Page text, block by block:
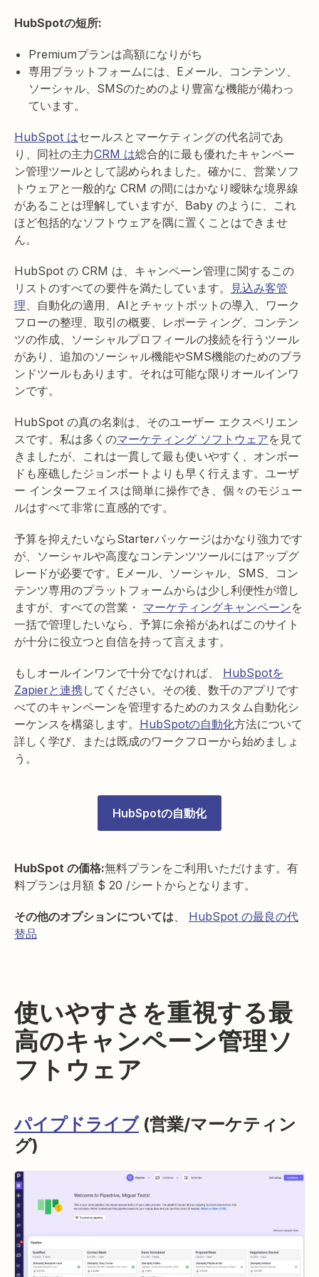
HubSpotの短所:
Premiumプランは高額になりがち
専用プラットフォームには、Eメール、コンテンツ、
ソーシャル、SMSのためのより豊富な機能が備わっ
ています。
HubSpot はセールスとマーケティングの代名詞であ
り、同社の主力CRM は総合的に最も優れたキャンペー
ン管理ツールとして認められました。確かに、営業ソフ
トウェアと一般的な CRM の間にはかなり曖昧な境界線
があることは理解していますが、Baby のように、これ
ほど包括的なソフトウェアを隅に置くことはできませ
ん。
HubSpot の CRM は、キャンペーン管理に関するこの
リストのすべての要件を満たしています。
見込み客管
理、自動化の適用、AIとチャットボットの導入、ワーク
フローの整理、取引の概要、レポーティング、コンテン
ツの作成、ソーシャルプロフィールの接続を行うツール
があり、追加のソーシャル機能やSMS機能のためのブラ
ンドツールもあります。それは可能な限りオールインワ
ンです。
HubSpot の真の名刺は、そのユーザー エクスペリエン
スです。私は多くのマーケティング ソフトウェアを見て
きましたが、これは一貫して最も使いやすく、オンボー
ドも座礁したジョンボートよりも早く行えます。ユーザ
ー インターフェイスは簡単に操作でき、個々のモジュー
ルはすべて非常に直感的です。
予算を抑えたいならStarterパッケージはかなり強力です
が、ソーシャルや高度なコンテンツツールにはアップグ
レードが必要です。Eメール、ソーシャル、SMS、コン
テンツ専用のプラットフォームからは少し利便性が増し
ますが、すべての営業・ マーケティングキャンペーンを
一括で管理したいなら、予算に余裕があればこのサイト
が十分に役立つと自信を持って言えます。
もしオールインワンで十分でなければ、 HubSpotを
Zapierと連携してください。その後、数千のアプリです
べてのキャンペーンを管理するためのカスタム自動化シ
ーケンスを構築します。 HubSpotの自動化方法について
詳しく学び、または既成のワークフローから始めましょ
う。
HubSpotの自動化
HubSpot の価格:無料プランをご利用いただけます。有
料プランは月額 $ 20 /シートからとなります。
その他のオプションについては、 HubSpot の最良の代
替品
使いやすさを重視する最
高のキャンペーン管理ソ
フトウェア
パイプドライブ(営業/マーケティン
グ)